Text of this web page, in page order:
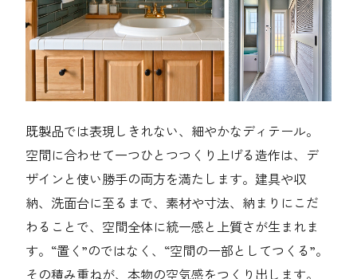
既製品では表現しきれない、細やかなディテール。
空間に合わせて一つひとつつくり上げる造作は、デ
ザインと使い勝手の両方を満たします。建具や収
納、洗面台に至るまで、素材や寸法、納まりにこだ
わることで、空間全体に統一感と上質さが生まれま
す。“置く”のではなく、“空間の一部としてつくる”。
その積み重ねが、本物の空気感をつくり出します。